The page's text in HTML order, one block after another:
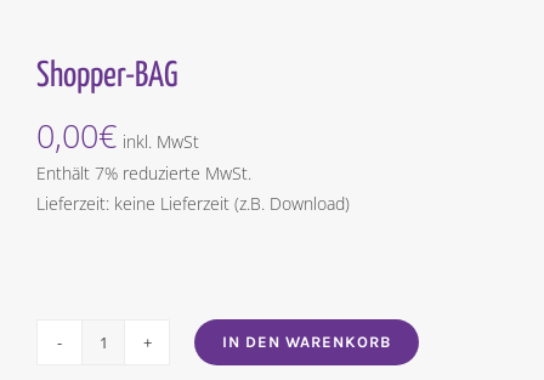
Shopper-BAG
0,00€ inkl. MwSt
Enthält 7% reduzierte MwSt.
Lieferzeit: keine Lieferzeit (z.B. Download)
Shopper-
IN DEN WARENKORB